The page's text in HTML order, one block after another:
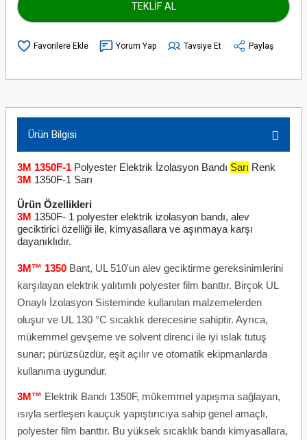
TEKLİF AL
Yorum Yap Tavsiye Et Paylaş
Ürün Bilgisi
3M 1350F-1 Polyester Elektrik İzolasyon Bandı Sarı Renk
3M 1350F-1 Sarı
Ürün Özellikleri
3M 1350F- 1 polyester elektrik izolasyon bandı, alev
geciktirici özelliği ile, kimyasallara ve aşınmaya karşı
dayanıklıdır.
3M™ 1350 Bant, UL 510'un alev geciktirme gereksinimlerini
karşılayan elektrik yalıtımlı polyester film banttır. Birçok UL
Onaylı İzolasyon Sisteminde kullanılan malzemelerden
oluşur ve UL 130 °C sıcaklık derecesine sahiptir. Ayrıca,
mükemmel gevşeme ve solvent direnci ile iyi ıslak tutuş
sunar; pürüzsüzdür, eşit açılır ve otomatik ekipmanlarda
kullanıma uygundur.
3M™ Elektrik Bandı 1350F, mükemmel yapışma sağlayan,
ısıyla sertleşen kauçuk yapıştırıcıya sahip genel amaçlı,
polyester film banttır. Bu yüksek sıcaklık bandı kimyasallara,